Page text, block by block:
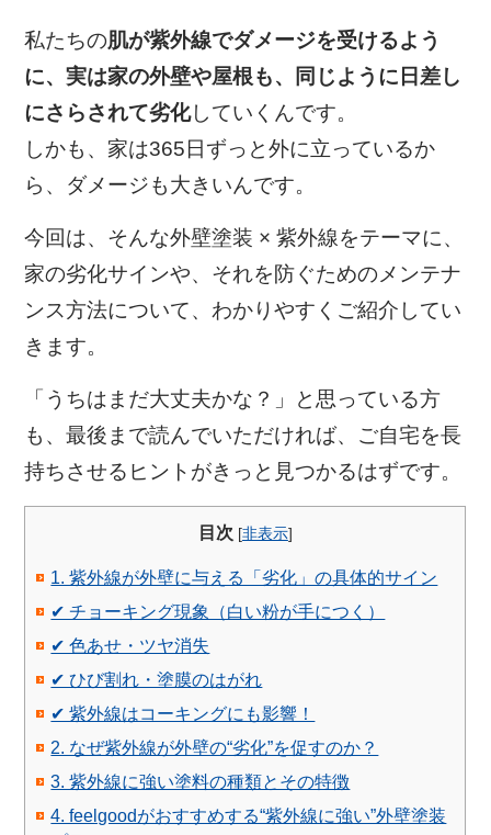
私たちの肌が紫外線でダメージを受けるよう
に、実は家の外壁や屋根も、同じように日差し
にさらされて劣化していくんです。
しかも、家は365日ずっと外に立っているか
ら、ダメージも大きいんです。
今回は、そんな外壁塗装 × 紫外線をテーマに、
家の劣化サインや、それを防ぐためのメンテナ
ンス方法について、わかりやすくご紹介してい
きます。
「うちはまだ大丈夫かな？」と思っている方
も、最後まで読んでいただければ、ご自宅を長
持ちさせるヒントがきっと見つかるはずです。
目次 [非表示]
1. 紫外線が外壁に与える「劣化」の具体的サイン
✔ チョーキング現象（白い粉が手につく）
✔ 色あせ・ツヤ消失
✔ ひび割れ・塗膜のはがれ
✔ 紫外線はコーキングにも影響！
2. なぜ紫外線が外壁の“劣化”を促すのか？
3. 紫外線に強い塗料の種類とその特徴
4. feelgoodがおすすめする“紫外線に強い”外壁塗装